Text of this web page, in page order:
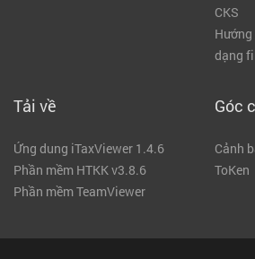
CKS
dạng
Tải về
Ứng dung iTaxViewer 1.4.6
Phần mềm HTKK v3.8.6
Phần mềm TeamViewer
Góc
Cảnh
ToKen